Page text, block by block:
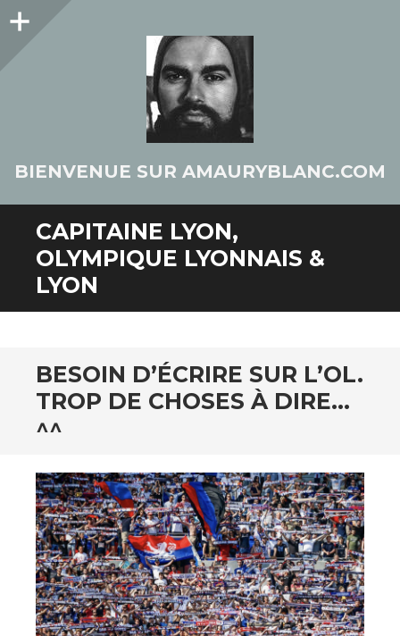
Colonne
BIENVENUE SUR AMAURYBLANC.COM
CAPITAINE LYON,
OLYMPIQUE LYONNAIS &
LYON
BESOIN D’ÉCRIRE SUR L’OL.
TROP DE CHOSES À DIRE…
^^